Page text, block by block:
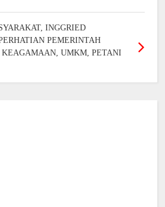
INGGRIED
PEMERINTAH
KEAGAMAAN, UMKM, PETANI